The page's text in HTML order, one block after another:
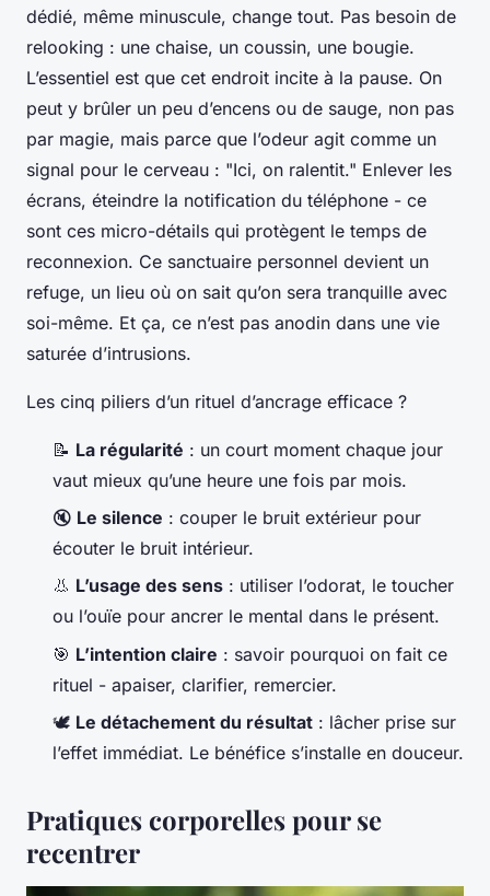
dédié, même minuscule, change tout. Pas besoin de
relooking : une chaise, un coussin, une bougie.
L’essentiel est que cet endroit incite à la pause. On
peut y brûler un peu d’encens ou de sauge, non pas
par magie, mais parce que l’odeur agit comme un
signal pour le cerveau : "Ici, on ralentit." Enlever les
écrans, éteindre la notification du téléphone - ce
sont ces micro-détails qui protègent le temps de
reconnexion. Ce sanctuaire personnel devient un
refuge, un lieu où on sait qu’on sera tranquille avec
soi-même. Et ça, ce n’est pas anodin dans une vie
saturée d’intrusions.
Les cinq piliers d’un rituel d’ancrage efficace ?
📝 La régularité : un court moment chaque jour
vaut mieux qu’une heure une fois par mois.
🔇 Le silence : couper le bruit extérieur pour
écouter le bruit intérieur.
👃 L’usage des sens : utiliser l’odorat, le toucher
ou l’ouïe pour ancrer le mental dans le présent.
🎯 L’intention claire : savoir pourquoi on fait ce
rituel - apaiser, clarifier, remercier.
🕊️ Le détachement du résultat : lâcher prise sur
l’effet immédiat. Le bénéfice s’installe en douceur.
Pratiques corporelles pour se
recentrer